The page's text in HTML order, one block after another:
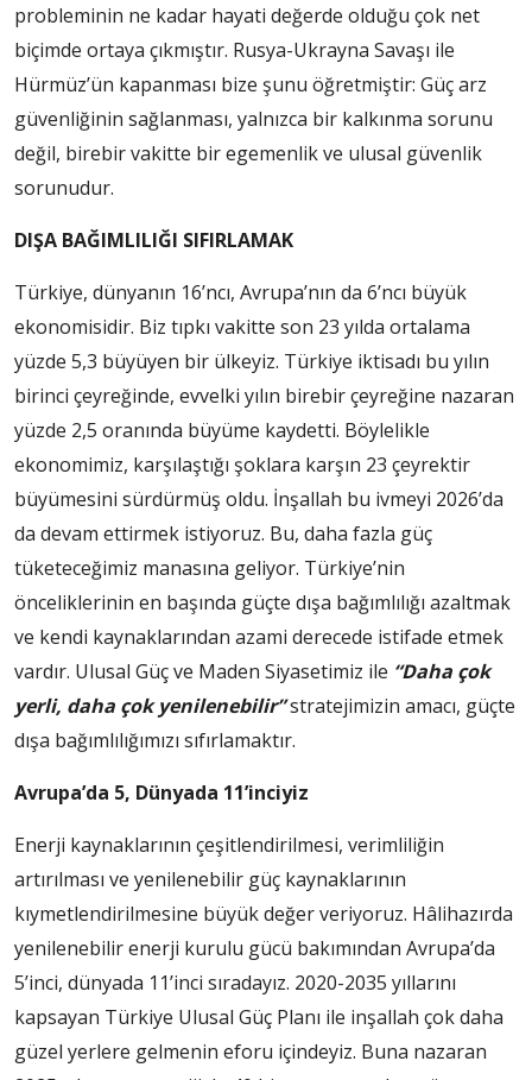
probleminin ne kadar hayati değerde olduğu çok net
biçimde ortaya çıkmıştır. Rusya-Ukrayna Savaşı ile
Hürmüz’ün kapanması bize şunu öğretmiştir: Güç arz
güvenliğinin sağlanması, yalnızca bir kalkınma sorunu
değil, birebir vakitte bir egemenlik ve ulusal güvenlik
sorunudur.
DIŞA BAĞIMLILIĞI SIFIRLAMAK
Türkiye, dünyanın 16’ncı, Avrupa’nın da 6’ncı büyük
ekonomisidir. Biz tıpkı vakitte son 23 yılda ortalama
yüzde 5,3 büyüyen bir ülkeyiz. Türkiye iktisadı bu yılın
birinci çeyreğinde, evvelki yılın birebir çeyreğine nazaran
yüzde 2,5 oranında büyüme kaydetti. Böylelikle
ekonomimiz, karşılaştığı şoklara karşın 23 çeyrektir
büyümesini sürdürmüş oldu. İnşallah bu ivmeyi 2026’da
da devam ettirmek istiyoruz. Bu, daha fazla güç
tüketeceğimiz manasına geliyor. Türkiye’nin
önceliklerinin en başında güçte dışa bağımlılığı azaltmak
ve kendi kaynaklarından azami derecede istifade etmek
vardır. Ulusal Güç ve Maden Siyasetimiz ile “Daha çok
yerli, daha çok yenilenebilir”stratejimizin amacı, güçte
dışa bağımlılığımızı sıfırlamaktır.
Avrupa’da 5, Dünyada 11’inciyiz
Enerji kaynaklarının çeşitlendirilmesi, verimliliğin
artırılması ve yenilenebilir güç kaynaklarının
kıymetlendirilmesine büyük değer veriyoruz. Hâlihazırda
yenilenebilir enerji kurulu gücü bakımından Avrupa’da
5’inci, dünyada 11’inci sıradayız. 2020-2035 yıllarını
kapsayan Türkiye Ulusal Güç Planı ile inşallah çok daha
güzel yerlere gelmenin eforu içindeyiz. Buna nazaran